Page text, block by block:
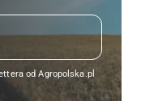
od Agropolska.pl